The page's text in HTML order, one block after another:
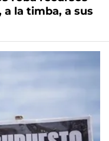
a la timba, a sus